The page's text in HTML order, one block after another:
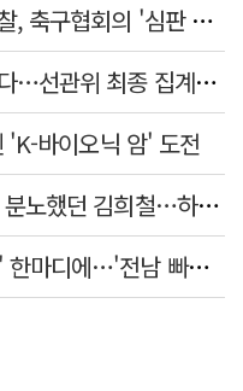
[속보] "공소시효가 문제"…경찰, 축구협회의 '심판 성접대' 수사 여부 검토한다
투표 끝나니 투표자 29% 줄었다…선관위 최종 집계서 수백명 '증발'
'K-바이오닉 암' 도전
거꾸로 된 태극기에 "X돌았네" 분노했던 김희철…하루만에 사과
李대통령 "앞으로 광주특별시" 한마디에…'전남 빠진 약칭' 논란 재점화